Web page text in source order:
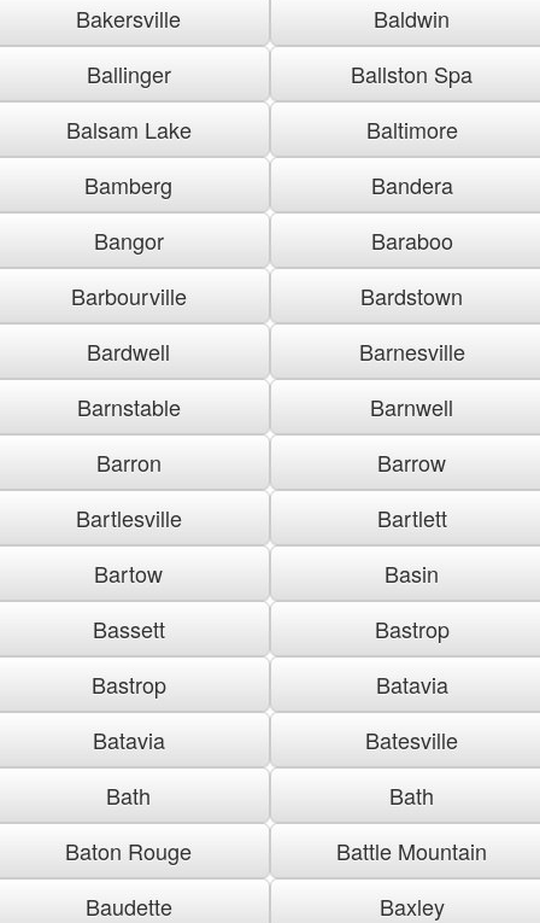
Bakersville
Baldwin
Ballinger
Ballston Spa
Balsam Lake
Baltimore
Bamberg
Bandera
Bangor
Baraboo
Barbourville
Bardstown
Bardwell
Barnesville
Barnstable
Barnwell
Barron
Barrow
Bartlesville
Bartlett
Bartow
Basin
Bassett
Bastrop
Bastrop
Batavia
Batavia
Batesville
Bath
Bath
Baton Rouge
Battle Mountain
Baudette
Baxley